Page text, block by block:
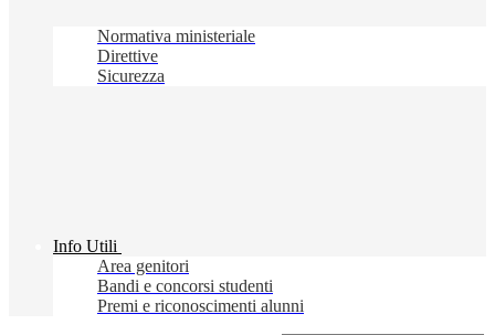
Normativa ministeriale
Direttive
Sicurezza
Info Utili
Area genitori
Bandi e concorsi studenti
Premi e riconoscimenti alunni